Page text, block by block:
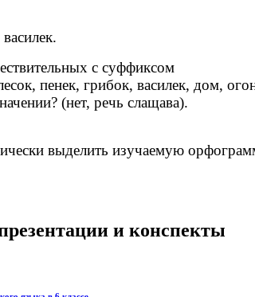
с суффиксом
пенек, грибок, василек, дом,
(нет, речь слащава).
выделить изучаемую
и конспекты